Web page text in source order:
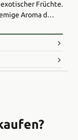
Früchte.
Aroma d…